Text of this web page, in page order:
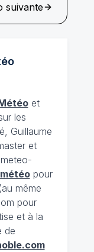
suivante
et
les
Guillaume
et
pour
même
pour
et à la
de